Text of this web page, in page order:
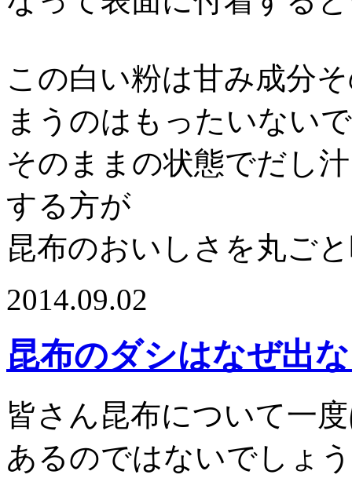
この白い粉は甘み成分
まうのはもったいない
そのままの状態でだし
する方が
昆布のおいしさを丸ご
2014.09.02
昆布のダシはなぜ出
皆さん昆布について一
あるのではないでしょ